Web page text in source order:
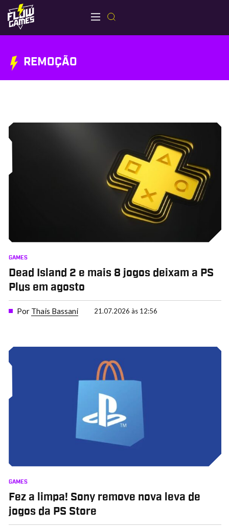
REMOÇÃO
GAMES
Dead Island 2 e mais 8 jogos deixam a PS
Plus em agosto
Por Thais Bassani 21.07.2026 às 12:56
GAMES
Fez a limpa! Sony remove nova leva de
jogos da PS Store